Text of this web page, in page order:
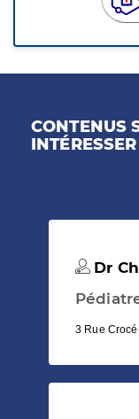
CONTENUS
INTÉRESSER
Dr
3 Rue